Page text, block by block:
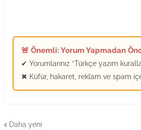
🚨 Önemli: Yorum Yapmadan
✔ Yorumlarınız *Türkçe yazım
✖ Küfür, hakaret, reklam ve spam
Daha yeni